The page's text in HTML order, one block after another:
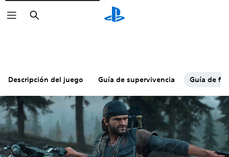
Buscar
Descripción del juego Guía de supervivencia Guía de